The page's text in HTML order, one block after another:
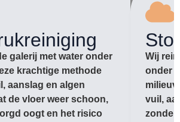
galerij met water onder
krachtige methode
aanslag en algen
de vloer weer schoon,
oogt en het risico
Wij
onder
vuil,
zonder